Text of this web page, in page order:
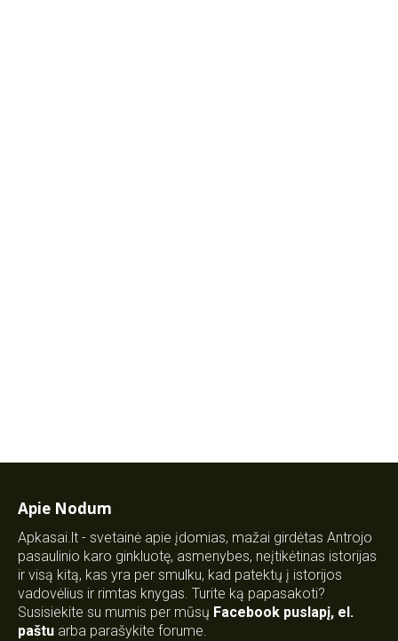
Apie Nodum
Apkasai.lt - svetainė apie įdomias, mažai girdėtas Antrojo
pasaulinio karo ginkluotę, asmenybes, neįtikėtinas istorijas
ir visą kitą, kas yra per smulku, kad patektų į istorijos
vadovėlius ir rimtas knygas. Turite ką papasakoti?
Susisiekite su mumis per mūsų Facebook puslapį, el.
paštu arba parašykite forume.